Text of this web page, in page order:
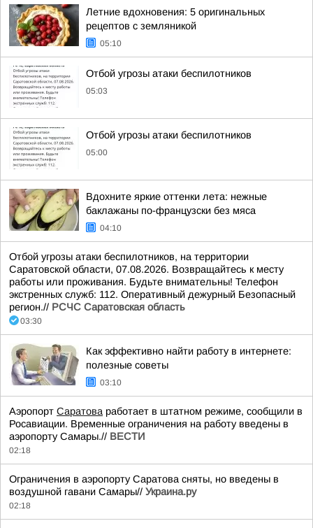
Летние вдохновения: 5 оригинальных
рецептов с земляникой
05:10
Отбой угрозы атаки беспилотников
05:03
Отбой угрозы атаки беспилотников
05:00
Вдохните яркие оттенки лета: нежные
баклажаны по-французски без мяса
04:10
Отбой угрозы атаки беспилотников, на территории
Саратовской области, 07.08.2026. Возвращайтесь к месту
работы или проживания. Будьте внимательны! Телефон
экстренных служб: 112. Оперативный дежурный Безопасный
регион.// РСЧС Саратовская область
03:30
Как эффективно найти работу в интернете:
полезные советы
03:10
Аэропорт Саратова работает в штатном режиме, сообщили в
Росавиации. Временные ограничения на работу введены в
аэропорту Самары.// ВЕСТИ
02:18
Ограничения в аэропорту Саратова сняты, но введены в
воздушной гавани Самары// Украина.ру
02:18